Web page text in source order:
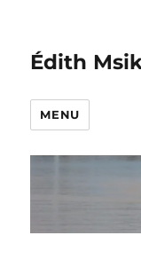
Édith
MENU